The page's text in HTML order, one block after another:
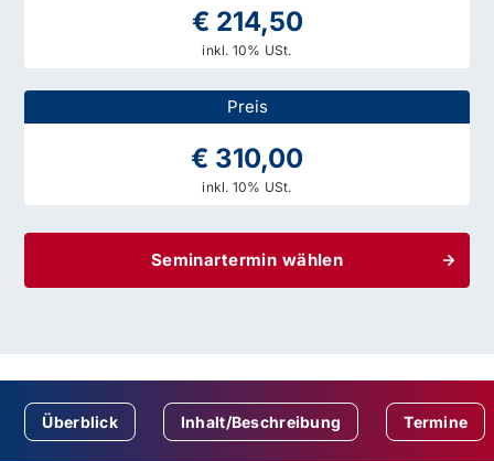
€ 214,50
inkl. 10% USt.
Preis
€ 310,00
inkl. 10% USt.
Seminartermin wählen
Überblick Inhalt/Beschreibung Termine